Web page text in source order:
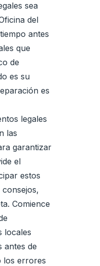
sea
del
antes
que
de
es su
es
legales
las
garantizar
el
estos
Comience
locales
antes de
los errores